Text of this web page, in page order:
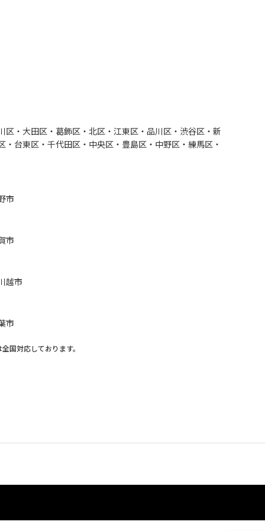
区・大田区・葛飾区・北区・江東区・品川区・渋谷区・新
・台東区・千代田区・中央区・豊島区・中野区・練馬区・
市
市
越市
市
国対応しております。